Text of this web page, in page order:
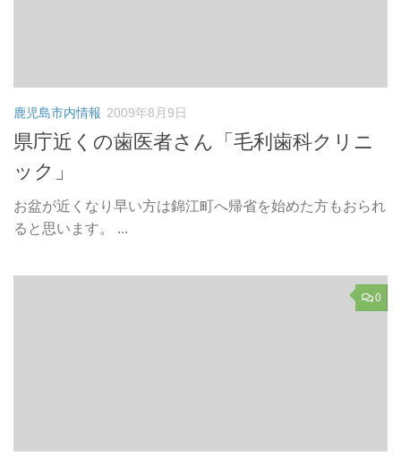
鹿児島市内情報 2009年8月9日
県庁近くの歯医者さん「毛利歯科クリニ
ック」
お盆が近くなり早い方は錦江町へ帰省を始めた方もおられ
ると思います。 ...
0